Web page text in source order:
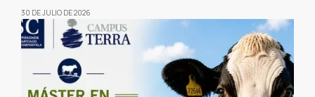
30 DE JULIO DE 2026